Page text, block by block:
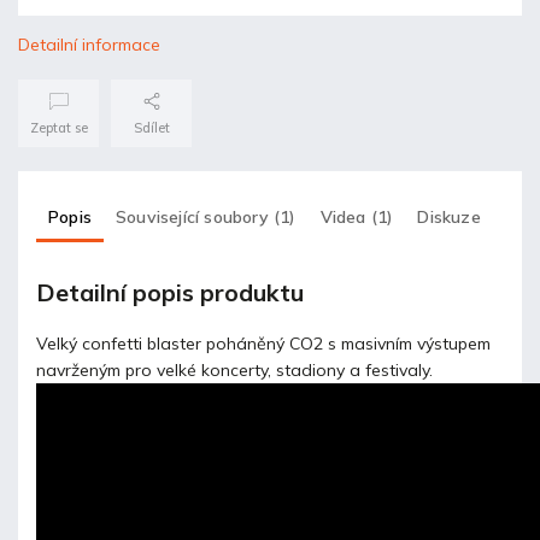
Detailní informace
Zeptat se Sdílet
Popis Související soubory (1) Videa (1) Diskuze
Detailní popis produktu
Velký confetti blaster poháněný CO2 s masivním výstupem
navrženým pro velké koncerty, stadiony a festivaly.